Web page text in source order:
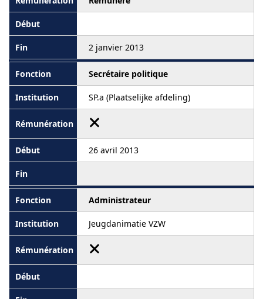
2 janvier 2013
Secrétaire politique
SP.a (Plaatselijke afdeling)
26 avril 2013
Administrateur
Jeugdanimatie VZW